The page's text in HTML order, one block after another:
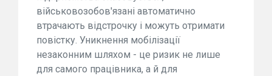
військовозобов'язані автоматично
втрачають відстрочку і можуть отримати
повістку. Уникнення мобілізації
незаконним шляхом - це ризик не лише
для самого працівника, а й для